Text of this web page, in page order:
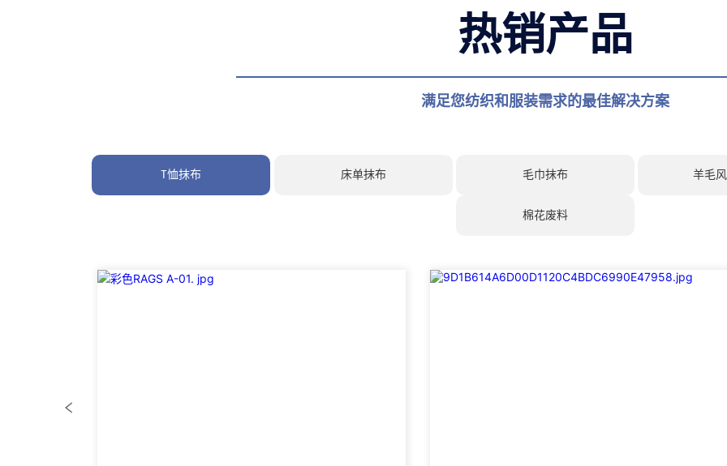
热销产品
满足您纺织和服装需求的最佳解决方案
T恤抹布 床单抹布 毛巾抹布 羊毛
棉花废料